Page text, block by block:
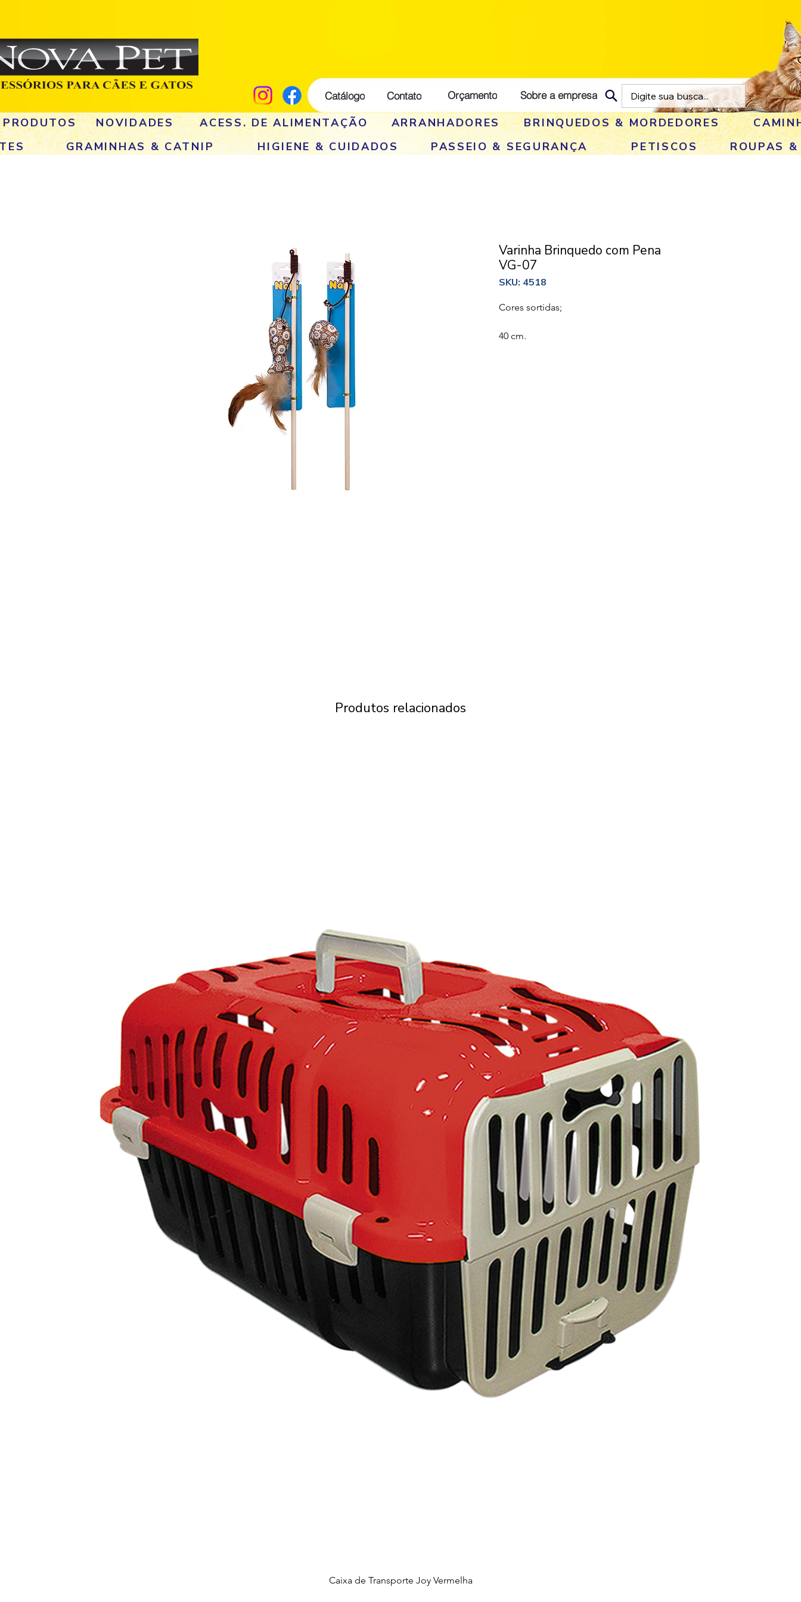
Catálogo Contato Orçamento Sobre a empresa
NOVIDADES ACESS. DE ALIMENTAÇÃO ARRANHADORES
BRINQUEDOS & MORDEDORES
GRAMINHAS & CATNIP HIGIENE & CUIDADOS PASSEIO & SEGURANÇA PETISCOS
ROUPAS
Varinha Brinquedo com Pena
VG-07
SKU: 4518
Cores sortidas;
40 cm.
Produtos relacionados
Caixa de Transporte Joy Vermelha